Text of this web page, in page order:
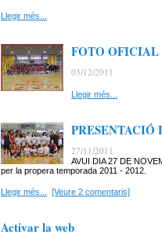
Llegir més...
FOTO OFICIAL
03/12/2011
Llegir més...
PRESENTACIÓ
27/11/2011
AVUI DIA 27 DE
per la propera temporada 2011 - 2012.
Llegir més... [Veure 2 comentaris]
Activar la web